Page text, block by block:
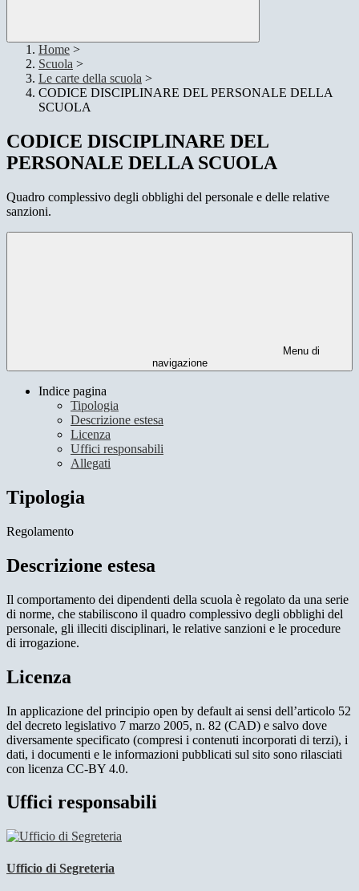
Home >
Scuola >
Le carte della scuola >
CODICE DISCIPLINARE DEL PERSONALE DELLA
SCUOLA
CODICE DISCIPLINARE DEL
PERSONALE DELLA SCUOLA
Quadro complessivo degli obblighi del personale e delle relative
sanzioni.
Menu di
navigazione
Indice pagina
Tipologia
Descrizione estesa
Licenza
Uffici responsabili
Allegati
Tipologia
Regolamento
Descrizione estesa
Il comportamento dei dipendenti della scuola è regolato da una serie
di norme, che stabiliscono il quadro complessivo degli obblighi del
personale, gli illeciti disciplinari, le relative sanzioni e le procedure
di irrogazione.
Licenza
In applicazione del principio open by default ai sensi dell’articolo 52
del decreto legislativo 7 marzo 2005, n. 82 (CAD) e salvo dove
diversamente specificato (compresi i contenuti incorporati di terzi), i
dati, i documenti e le informazioni pubblicati sul sito sono rilasciati
con licenza CC-BY 4.0.
Uffici responsabili
Ufficio di Segreteria